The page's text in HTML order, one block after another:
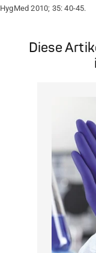
HygMed 2010; 35: 40-45.
Diese